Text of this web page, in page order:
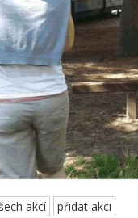
akcí přidat akci